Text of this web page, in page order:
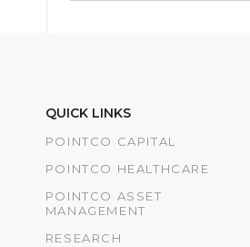
QUICK LINKS
POINTCO CAPITAL
POINTCO HEALTHCARE
POINTCO ASSET
MANAGEMENT
RESEARCH